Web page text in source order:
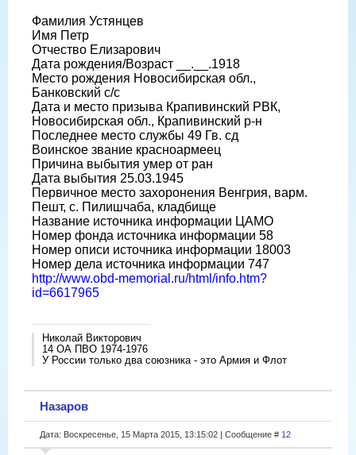
Фамилия Устянцев
Имя Петр
Отчество Елизарович
Дата рождения/Возраст __.__.1918
Место рождения Новосибирская обл.,
Банковский с/с
Дата и место призыва Крапивинский РВК,
Новосибирская обл., Крапивинский р-н
Последнее место службы 49 Гв. сд
Воинское звание красноармеец
Причина выбытия умер от ран
Дата выбытия 25.03.1945
Первичное место захоронения Венгрия, варм.
Пешт, с. Пилишчаба, кладбище
Название источника информации ЦАМО
Номер фонда источника информации 58
Номер описи источника информации 18003
Номер дела источника информации 747
http://www.obd-memorial.ru/html/info.htm?
id=6617965
Николай Викторович
14 ОА ПВО 1974-1976
У России только два союзника - это Армия и Флот
Назаров
Дата: Воскресенье, 15 Марта 2015, 13:15:02 | Сообщение # 12